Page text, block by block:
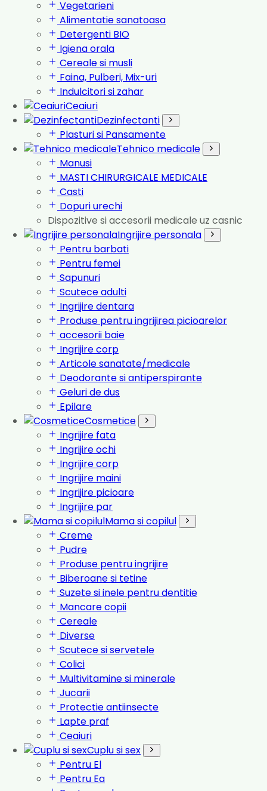
Vegetarieni
Alimentatie sanatoasa
Detergenti BIO
Igiena orala
Cereale si musli
Faina, Pulberi, Mix-uri
Indulcitori si zahar
Ceaiuri
Dezinfectanti
Plasturi si Pansamente
Tehnico medicale
Manusi
MASTI CHIRURGICALE MEDICALE
Casti
Dopuri urechi
Dispozitive si accesorii medicale uz casnic
Ingrijire personala
Pentru barbati
Pentru femei
Sapunuri
Scutece adulti
Ingrijire dentara
Produse pentru ingrijirea picioarelor
accesorii baie
Ingrijire corp
Articole sanatate/medicale
Deodorante si antiperspirante
Geluri de dus
Epilare
Cosmetice
Ingrijire fata
Ingrijire ochi
Ingrijire corp
Ingrijire maini
Ingrijire picioare
Ingrijire par
Mama si copilul
Creme
Pudre
Produse pentru ingrijire
Biberoane si tetine
Suzete si inele pentru dentitie
Mancare copii
Cereale
Diverse
Scutece si servetele
Colici
Multivitamine si minerale
Jucarii
Protectie antiinsecte
Lapte praf
Ceaiuri
Cuplu si sex
Pentru El
Pentru Ea